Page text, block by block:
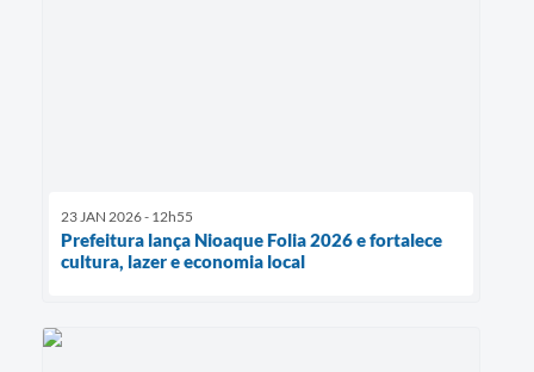
23 JAN 2026 - 12h55
Prefeitura lança Nioaque Folia 2026 e fortalece
cultura, lazer e economia local